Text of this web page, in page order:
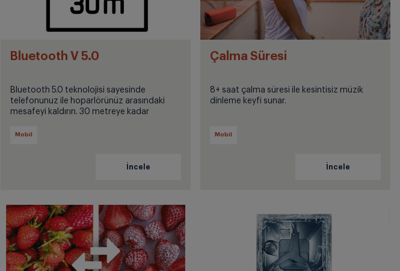
Bluetooth V 5.0
Bluetooth 5.0 teknolojisi sayesinde
telefonunuz ile hoparlörünüz arasındaki
mesafeyi kaldırın. 30 metreye kadar
çıkarın.
Mobil
Çalma Süresi
8+ saat çalma süresi ile kesintisiz müzik
dinleme keyfi sunar.
Mobil